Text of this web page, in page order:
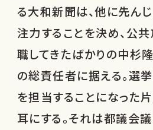
る大和新聞は、他に先ん
注力することを決め、公
職してきたばかりの中杉
の総責任者に据える。選
を担当することになった
耳にする。それは都議会